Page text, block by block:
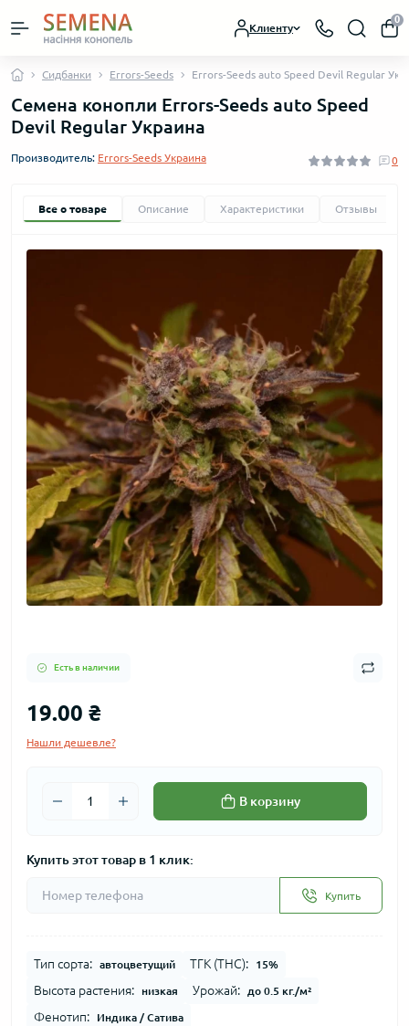
Клиенту
0
Сидбанки Errors-Seeds Errors-Seeds auto Speed Devil Regular
Семена конопли Errors-Seeds auto Speed
Devil Regular Украина
Производитель: Errors-Seeds Украина 0
Все о товаре Описание Характеристики Отзывы
Есть в наличии
19.00 ₴
Нашли дешевле?
В корзину
Купить этот товар в 1 клик:
Купить
Тип сорта: автоцветущий ТГК (THC): 15%
Высота растения: низкая Урожай: до 0.5 кг./м²
Фенотип: Индика / Сатива